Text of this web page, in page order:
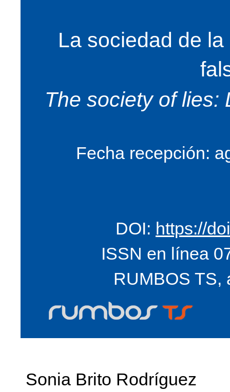
La sociedad de
The society of lies:
Fecha recepción:
DOI: https://
ISSN en línea
RUMBOS TS,
Sonia Brito Rodríguez